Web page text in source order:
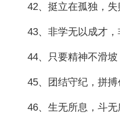
42、挺立在孤独，失
43、非学无以成才，
44、只要精神不滑坡
45、团结守纪，拼搏
46、生无所息，斗无